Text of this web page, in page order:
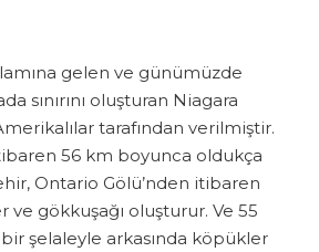
gelen ve günümüzde
sınırını oluşturan Niagara
tarafından verilmiştir.
56 km boyunca oldukça
Ontario Gölü’nden itibaren
ve gökkuşağı oluşturur. Ve 55
şelaleyle arkasında köpükler